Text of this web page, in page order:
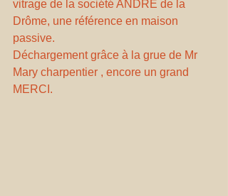
vitrage de la société ANDRE de la
Drôme, une référence en maison
passive.
Déchargement grâce à la grue de Mr
Mary charpentier , encore un grand
MERCI.